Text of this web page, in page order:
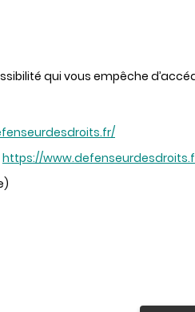
qui vous empêche
https://